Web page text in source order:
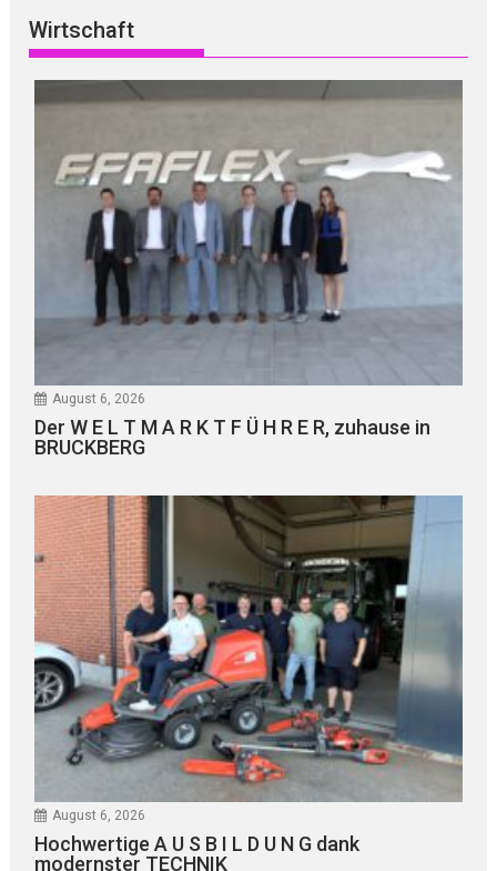
Wirtschaft
August 6, 2026
Der W E L T M A R K T F Ü H R E R, zuhause in
BRUCKBERG
August 6, 2026
Hochwertige A U S B I L D U N G dank
modernster TECHNIK